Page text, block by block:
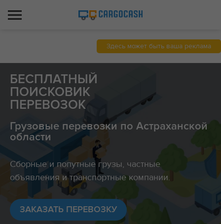
Здесь может быть ваша реклама
БЕСПЛАТНЫЙ
ПОИСКОВИК
ПЕРЕВОЗОК
Грузовые перевозки по Астраханской
области
Сборные и попутные грузы, частные
объявления и транспортные компании.
ЗАКАЗАТЬ ПЕРЕВОЗКУ